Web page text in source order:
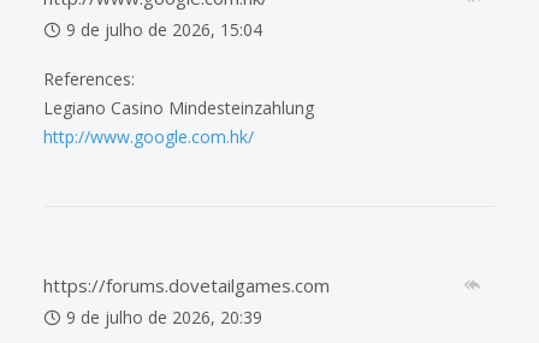
9 de julho de 2026, 15:04
References:
Legiano Casino Mindesteinzahlung
http://www.google.com.hk/
https://forums.dovetailgames.com
9 de julho de 2026, 20:39